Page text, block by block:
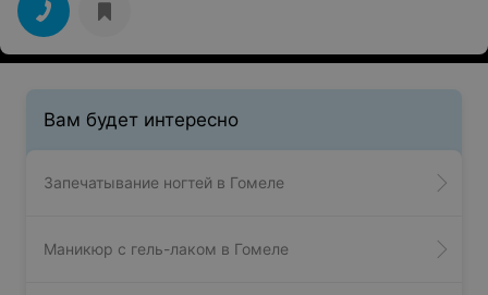
Вам будет интересно
Запечатывание ногтей в Гомеле
Маникюр с гель-лаком в Гомеле